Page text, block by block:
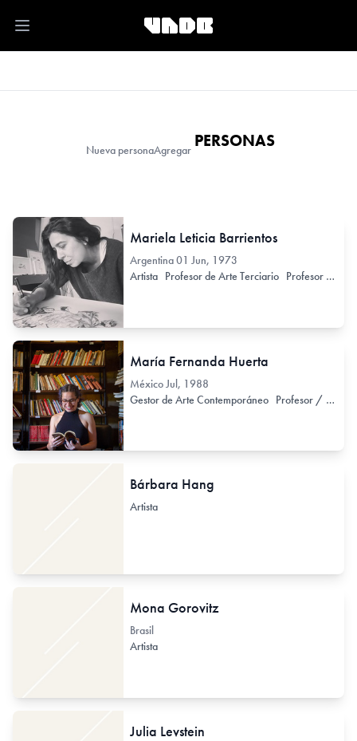
Open main menu
Nueva personaAgregar PERSONAS
Mariela Leticia Barrientos
Argentina01 Jun, 1973
Artista Profesor de Arte Terciario Profesor de Arte Secundario
María Fernanda Huerta
MéxicoJul, 1988
Gestor de Arte Contemporáneo Profesor / Docente no formal
Bárbara Hang
Artista
Mona Gorovitz
Brasil
Artista
Julia Levstein